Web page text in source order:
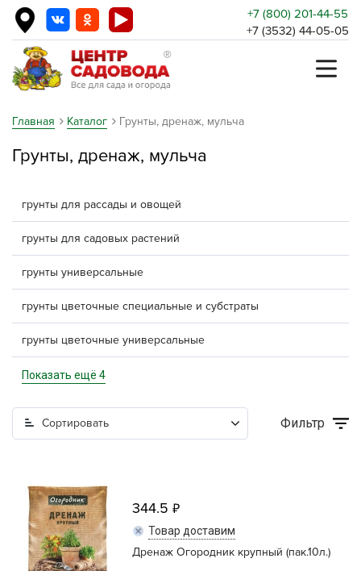
+7 (800) 201-44-55
+7 (3532) 44-05-05
Главная Каталог Грунты, дренаж, мульча
Грунты, дренаж, мульча
грунты для рассады и овощей
грунты для садовых растений
грунты универсальные
грунты цветочные специальные и субстраты
грунты цветочные универсальные
дренаж, агроперлит, вермикулит, компоненты
кора, щепа, мульча
торф и субстраты
Показать ещё 4
Сортировать Фильтр
344.5
Товар доставим
Дренаж Огородник крупный (пак.10л.)